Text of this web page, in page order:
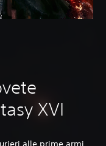
XVI
alle prime armi